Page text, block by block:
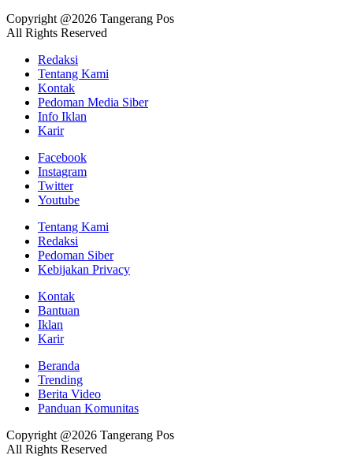
Copyright @2026 Tangerang Pos
All Rights Reserved
Redaksi
Tentang Kami
Kontak
Pedoman Media Siber
Info Iklan
Karir
Facebook
Instagram
Twitter
Youtube
Tentang Kami
Redaksi
Pedoman Siber
Kebijakan Privacy
Kontak
Bantuan
Iklan
Karir
Beranda
Trending
Berita Video
Panduan Komunitas
Copyright @2026 Tangerang Pos
All Rights Reserved